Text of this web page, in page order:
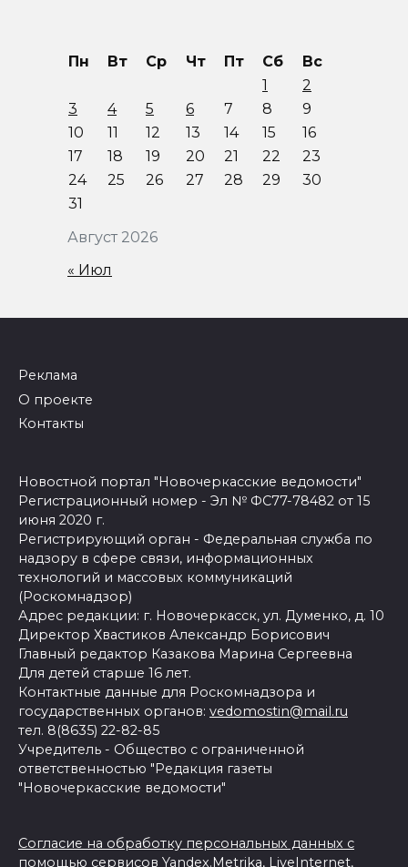
Август 2026
Пн Вт Ср Чт Пт Сб
Вс
1
2
3
4 5 6 7 8
9
10
11 12 13 14 15
16
17
18 19 20 21 22
23
24
25 26 27 28 29
30
31
« Июл
Реклама
О проекте
Контакты
Новостной портал "Новочеркасские ведомости"
Регистрационный номер - Эл № ФС77-78482 от 15
июня 2020 г.
Регистрирующий орган - Федеральная служба по
надзору в сфере связи, информационных
технологий и массовых коммуникаций
(Роскомнадзор)
Адрес редакции: г. Новочеркасск, ул. Думенко, д. 10
Директор Хвастиков Александр Борисович
Главный редактор Казакова Марина Сергеевна
Для детей старше 16 лет.
Контактные данные для Роскомнадзора и
государственных органов: vedomostin@mail.ru
тел. 8(8635) 22-82-85
Учредитель - Общество с ограниченной
ответственностью "Редакция газеты
"Новочеркасские ведомости"
Согласие на обработку персональных данных с
помощью сервисов Yandex.Metrika, LiveInternet,